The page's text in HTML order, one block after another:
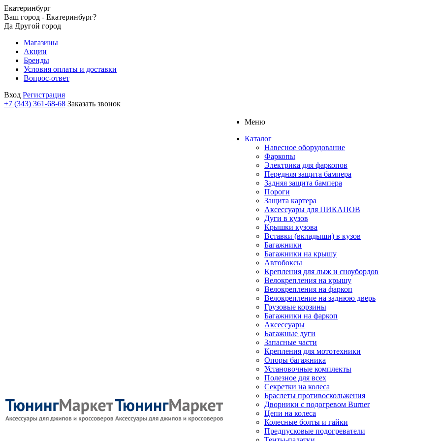
Екатеринбург
Ваш город - Екатеринбург?
Да Другой город
Магазины
Акции
Бренды
Условия оплаты и доставки
Вопрос-ответ
Вход Регистрация
+7 (343) 361-68-68 Заказать звонок
Меню
Каталог
Навесное оборудование
Фаркопы
Электрика для фаркопов
Передняя защита бампера
Задняя защита бампера
Пороги
Защита картера
Аксессуары для ПИКАПОВ
Дуги в кузов
Крышки кузова
Вставки (вкладыши) в кузов
Багажники
Багажники на крышу
Автобоксы
Крепления для лыж и сноубордов
Велокрепления на крышу
Велокрепления на фаркоп
Велокрепление на заднюю дверь
Грузовые корзины
Багажники на фаркоп
Аксессуары
Багажные дуги
Запасные части
Крепления для мототехники
Опоры багажника
Установочные комплекты
Полезное для всех
Секретки на колеса
Браслеты противоскольжения
Дворники с подогревом Burner
Цепи на колеса
Колесные болты и гайки
Предпусковые подогреватели